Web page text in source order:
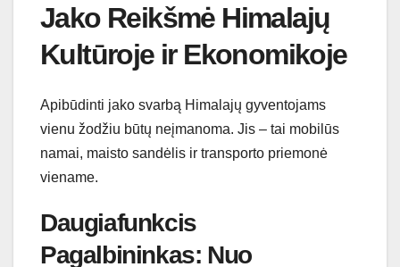
Jako Reikšmė Himalajų
Kultūroje ir Ekonomikoje
Apibūdinti jako svarbą Himalajų gyventojams
vienu žodžiu būtų neįmanoma. Jis – tai mobilūs
namai, maisto sandėlis ir transporto priemonė
viename.
Daugiafunkcis
Pagalbininkas: Nuo